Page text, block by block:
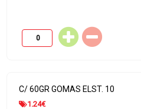
C/ 60GR GOMAS ELST. 10
1.24€